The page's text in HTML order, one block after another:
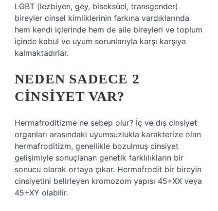
LGBT (lezbiyen, gey, biseksüel, transgender)
bireyler cinsel kimliklerinin farkına vardıklarında
hem kendi içlerinde hem de aile bireyleri ve toplum
içinde kabul ve uyum sorunlarıyla karşı karşıya
kalmaktadırlar.
NEDEN SADECE 2
CINSIYET VAR?
Hermafroditizme ne sebep olur? İç ve dış cinsiyet
organları arasındaki uyumsuzlukla karakterize olan
hermafroditizm, genellikle bozulmuş cinsiyet
gelişimiyle sonuçlanan genetik farklılıkların bir
sonucu olarak ortaya çıkar. Hermafrodit bir bireyin
cinsiyetini belirleyen kromozom yapısı 45+XX veya
45+XY olabilir.